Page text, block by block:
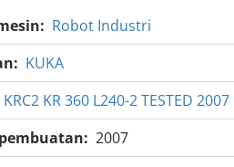
Robot Industri
KUKA
KRC2 KR 360 L240-2 TESTED
2007